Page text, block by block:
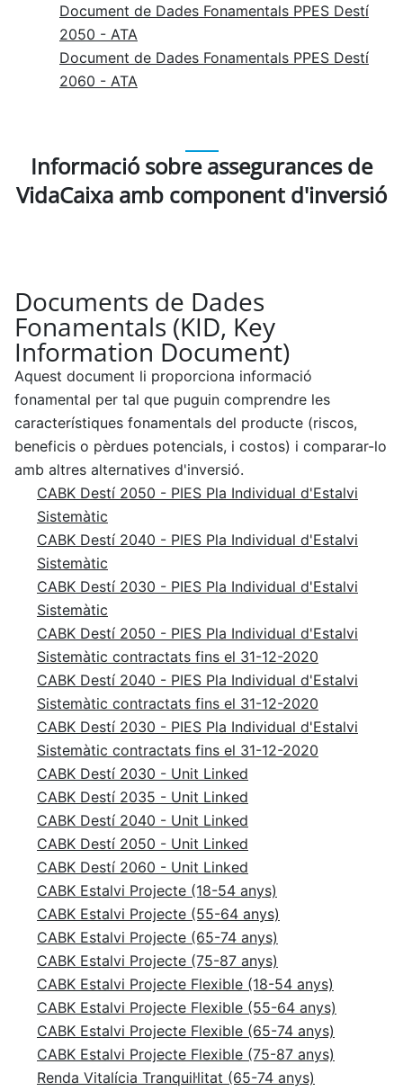
Document de Dades Fonamentals PPES Destí
2050 - ATA
Document de Dades Fonamentals PPES Destí
2060 - ATA
Informació sobre assegurances de
VidaCaixa amb component d'inversió
Documents de Dades
Fonamentals (KID, Key
Information Document)
Aquest document li proporciona informació
fonamental per tal que puguin comprendre les
característiques fonamentals del producte (riscos,
beneficis o pèrdues potencials, i costos) i comparar-lo
amb altres alternatives d'inversió.
CABK Destí 2050 - PIES Pla Individual d'Estalvi
Sistemàtic
CABK Destí 2040 - PIES Pla Individual d'Estalvi
Sistemàtic
CABK Destí 2030 - PIES Pla Individual d'Estalvi
Sistemàtic
CABK Destí 2050 - PIES Pla Individual d'Estalvi
Sistemàtic contractats fins el 31-12-2020
CABK Destí 2040 - PIES Pla Individual d'Estalvi
Sistemàtic contractats fins el 31-12-2020
CABK Destí 2030 - PIES Pla Individual d'Estalvi
Sistemàtic contractats fins el 31-12-2020
CABK Destí 2030 - Unit Linked
CABK Destí 2035 - Unit Linked
CABK Destí 2040 - Unit Linked
CABK Destí 2050 - Unit Linked
CABK Destí 2060 - Unit Linked
CABK Estalvi Projecte (18-54 anys)
CABK Estalvi Projecte (55-64 anys)
CABK Estalvi Projecte (65-74 anys)
CABK Estalvi Projecte (75-87 anys)
CABK Estalvi Projecte Flexible (18-54 anys)
CABK Estalvi Projecte Flexible (55-64 anys)
CABK Estalvi Projecte Flexible (65-74 anys)
CABK Estalvi Projecte Flexible (75-87 anys)
Renda Vitalícia Tranquil·litat (65-74 anys)